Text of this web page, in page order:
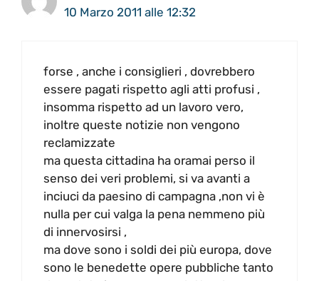
10 Marzo 2011 alle 12:32
forse , anche i consiglieri , dovrebbero
essere pagati rispetto agli atti profusi ,
insomma rispetto ad un lavoro vero,
inoltre queste notizie non vengono
reclamizzate
ma questa cittadina ha oramai perso il
senso dei veri problemi, si va avanti a
inciuci da paesino di campagna ,non vi è
nulla per cui valga la pena nemmeno più
di innervosirsi ,
ma dove sono i soldi dei più europa, dove
sono le benedette opere pubbliche tanto